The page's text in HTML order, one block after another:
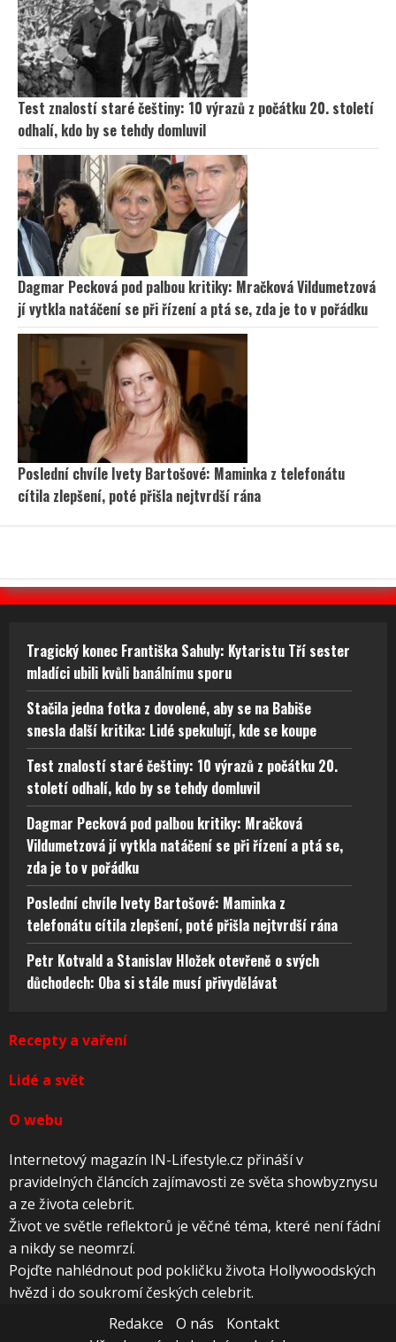
Test znalostí staré češtiny: 10 výrazů z počátku 20. století
odhalí, kdo by se tehdy domluvil
Dagmar Pecková pod palbou kritiky: Mračková Vildumetzová
jí vytkla natáčení se při řízení a ptá se, zda je to v pořádku
Poslední chvíle Ivety Bartošové: Maminka z telefonátu
cítila zlepšení, poté přišla nejtvrdší rána
Tragický konec Františka Sahuly: Kytaristu Tří sester
mladíci ubili kvůli banálnímu sporu
Stačila jedna fotka z dovolené, aby se na Babiše
snesla další kritika: Lidé spekulují, kde se koupe
Test znalostí staré češtiny: 10 výrazů z počátku 20.
století odhalí, kdo by se tehdy domluvil
Dagmar Pecková pod palbou kritiky: Mračková
Vildumetzová jí vytkla natáčení se při řízení a ptá se,
zda je to v pořádku
Poslední chvíle Ivety Bartošové: Maminka z
telefonátu cítila zlepšení, poté přišla nejtvrdší rána
Petr Kotvald a Stanislav Hložek otevřeně o svých
důchodech: Oba si stále musí přivydělávat
Recepty a vaření
Lidé a svět
O webu
Internetový magazín IN-Lifestyle.cz přináší v
pravidelných článcích zajímavosti ze světa showbyznysu
a ze života celebrit.
Život ve světle reflektorů je věčné téma, které není fádní
a nikdy se neomrzí.
Pojďte nahlédnout pod pokličku života Hollywoodských
hvězd i do soukromí českých celebrit.
Redakce
O nás
Kontakt